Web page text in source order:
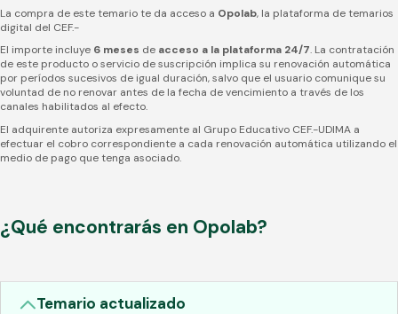
La compra de este temario te da acceso a Opolab, la plataforma de temarios
digital del CEF.-
El importe incluye 6 meses de acceso a la plataforma 24/7. La contratación
de este producto o servicio de suscripción implica su renovación automática
por períodos sucesivos de igual duración, salvo que el usuario comunique su
voluntad de no renovar antes de la fecha de vencimiento a través de los
canales habilitados al efecto.
El adquirente autoriza expresamente al Grupo Educativo CEF.-UDIMA a
efectuar el cobro correspondiente a cada renovación automática utilizando el
medio de pago que tenga asociado.
¿Qué encontrarás en Opolab?
Temario actualizado